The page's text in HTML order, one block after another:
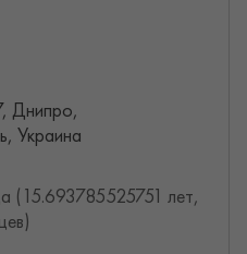
Днипро,
Украина
(15.693785525751 лет,